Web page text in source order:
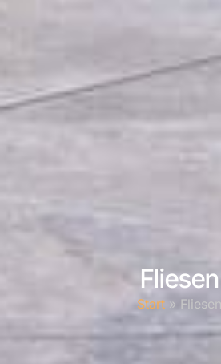
Fliesen
Start » Fliesen